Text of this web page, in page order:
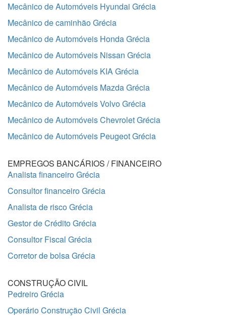
Mecânico de Automóveis Hyundai Grécia
Mecânico de caminhão Grécia
Mecânico de Automóveis Honda Grécia
Mecânico de Automóveis Nissan Grécia
Mecânico de Automóveis KIA Grécia
Mecânico de Automóveis Mazda Grécia
Mecânico de Automóveis Volvo Grécia
Mecânico de Automóveis Chevrolet Grécia
Mecânico de Automóveis Peugeot Grécia
EMPREGOS BANCÁRIOS / FINANCEIRO
Analista financeiro Grécia
Consultor financeiro Grécia
Analista de risco Grécia
Gestor de Crédito Grécia
Consultor Fiscal Grécia
Corretor de bolsa Grécia
CONSTRUÇÃO CIVIL
Pedreiro Grécia
Operário Construção Civil Grécia